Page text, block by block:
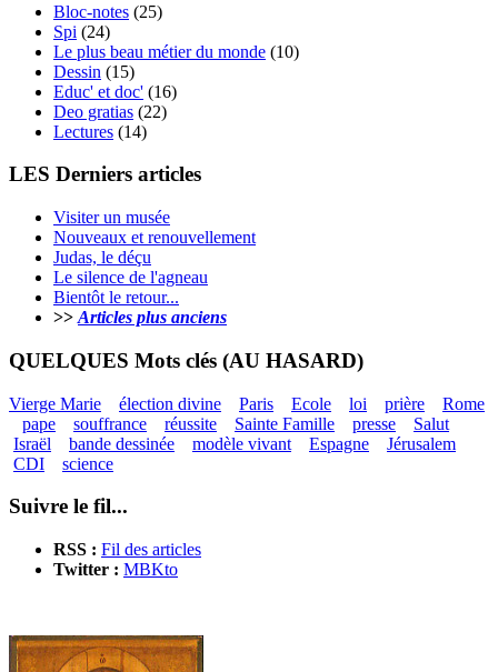
Bloc-notes (25)
Spi (24)
Le plus beau métier du monde (10)
Dessin (15)
Educ' et doc' (16)
Deo gratias (22)
Lectures (14)
LES Derniers articles
Visiter un musée
Nouveaux et renouvellement
Judas, le déçu
Le silence de l'agneau
Bientôt le retour...
>> Articles plus anciens
QUELQUES Mots clés (AU HASARD)
Vierge Marie élection divine Paris Ecole loi prière
Rome
pape
souffrance réussite Sainte Famille presse
Salut
Israël
bande dessinée modèle vivant Espagne
Jérusalem
CDI
science
Suivre le fil...
RSS : Fil des articles
Twitter : MBKto